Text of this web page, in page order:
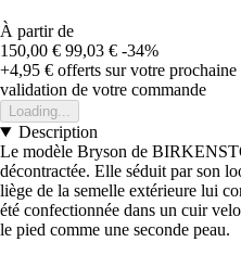
À partir de
150,00 € 99,03 € -34%
+4,95 € offerts sur votre prochaine
validation de votre commande
Loading...
Description
Le modèle Bryson de
décontractée. Elle séduit par son
liège de la semelle extérieure lui
été confectionnée dans un cuir
le pied comme une seconde peau.